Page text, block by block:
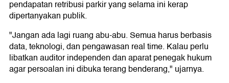
pendapatan retribusi parkir yang selama ini kerap
dipertanyakan publik.
"Jangan ada lagi ruang abu-abu. Semua harus berbasis
data, teknologi, dan pengawasan real time. Kalau perlu
libatkan auditor independen dan aparat penegak hukum
agar persoalan ini dibuka terang benderang," ujarnya.